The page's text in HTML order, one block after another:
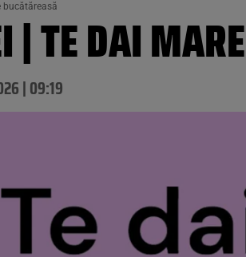
bucătăreasă
| TE DAI
| 09:19